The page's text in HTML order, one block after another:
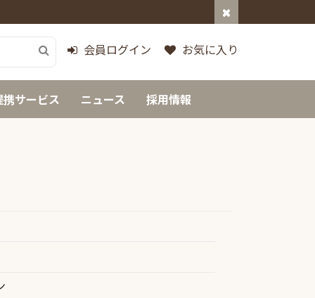
会員ログイン お気に入り
携サービス ニュース 採用情報